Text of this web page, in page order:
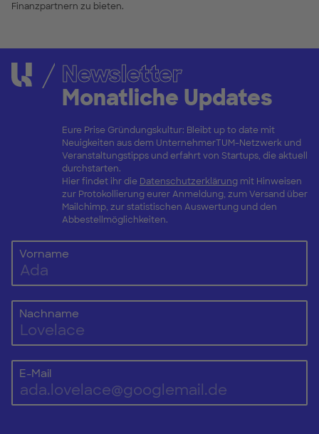
Finanzpartnern zu bieten.
Newsletter
Monatliche Updates
Eure Prise Gründungskultur: Bleibt up to date mit
Neuigkeiten aus dem UnternehmerTUM-Netzwerk und
Veranstaltungstipps und erfahrt von Startups, die aktuell
durchstarten.
Hier findet ihr die Datenschutzerklärungmit Hinweisen
zur Protokollierung eurer Anmeldung, zum Versand über
Mailchimp, zur statistischen Auswertung und den
Abbestellmöglichkeiten.
Vorname
Nachname
E-Mail